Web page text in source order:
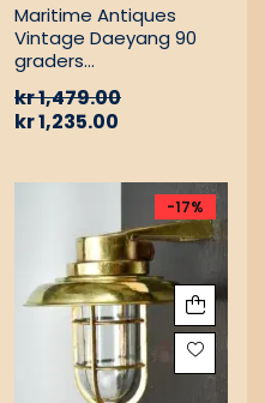
Maritime Antiques
Vintage Daeyang 90
graders
kr1,479.00
kr1,235.00
-17%